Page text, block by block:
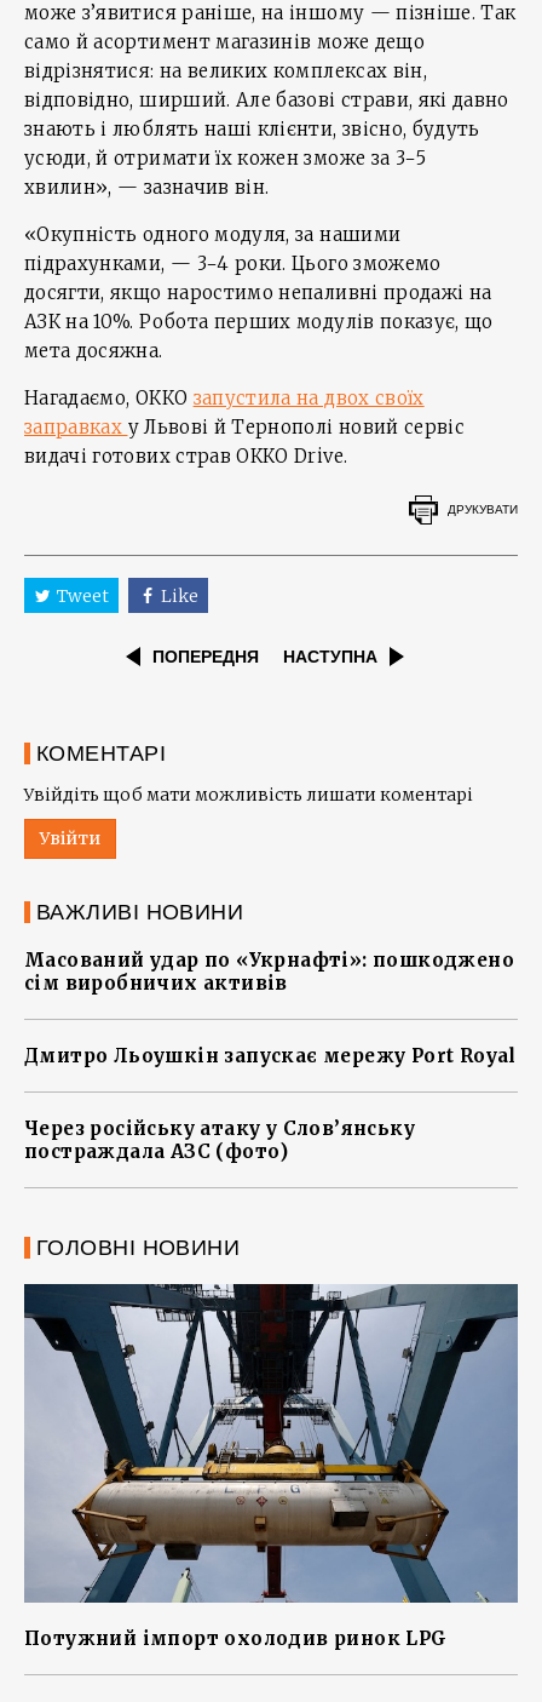
може з’явитися раніше, на іншому — пізніше. Так
само й асортимент магазинів може дещо
відрізнятися: на великих комплексах він,
відповідно, ширший. Але базові страви, які давно
знають і люблять наші клієнти, звісно, будуть
усюди, й отримати їх кожен зможе за 3−5
хвилин», — зазначив він.
«Окупність одного модуля, за нашими
підрахунками, — 3−4 роки. Цього зможемо
досягти, якщо наростимо непаливні продажі на
АЗК на 10%. Робота перших модулів показує, що
мета досяжна.
Нагадаємо, ОККО запустила на двох своїх
заправках у Львові й Тернополі новий сервіс
видачі готових страв ОККО Drive.
ДРУКУВАТИ
Tweet Like
ПОПЕРЕДНЯ НАСТУПНА
КОМЕНТАРІ
Увійдіть щоб мати можливість лишати коментарі
Увійти
ВАЖЛИВІ НОВИНИ
Масований удар по «Укрнафті»: пошкоджено
сім виробничих активів
Дмитро Льоушкін запускає мережу Port Royal
Через російську атаку у Слов’янську
постраждала АЗС (фото)
ГОЛОВНІ НОВИНИ
Потужний імпорт охолодив ринок LPG